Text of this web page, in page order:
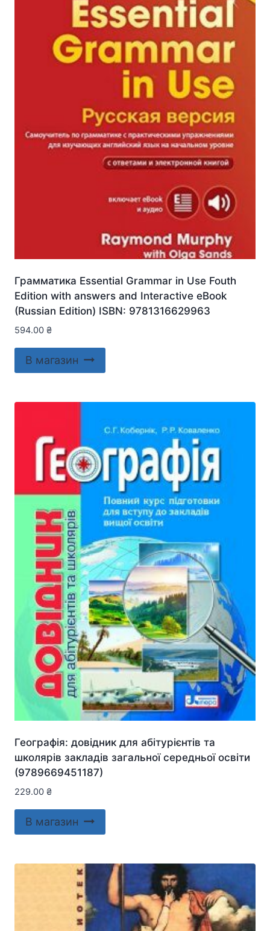
Грамматика Essential Grammar in Use Fouth
Edition with answers and Interactive eBook
(Russian Edition) ISBN: 9781316629963
594.00 ₴
В магазин
Географія: довідник для абітурієнтів та
школярів закладів загальної середньої освіти
(9789669451187)
229.00 ₴
В магазин